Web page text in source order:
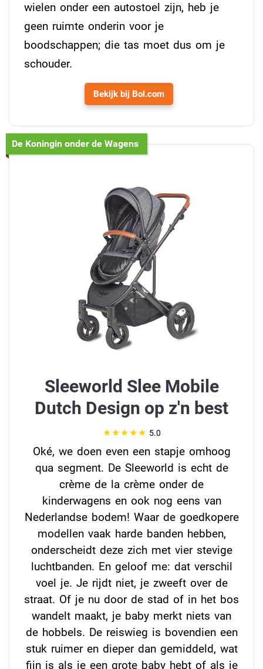
wielen onder een autostoel zijn, heb je
geen ruimte onderin voor je
boodschappen; die tas moet dus om je
schouder.
Bekijk bij Bol.com
De Koningin onder de Wagens
Sleeworld Slee Mobile
Dutch Design op z'n best
5.0
Oké, we doen even een stapje omhoog
qua segment. De Sleeworld is echt de
crème de la crème onder de
kinderwagens en ook nog eens van
Nederlandse bodem! Waar de goedkopere
modellen vaak harde banden hebben,
onderscheidt deze zich met vier stevige
luchtbanden. En geloof me: dat verschil
voel je. Je rijdt niet, je zweeft over de
straat. Of je nu door de stad of in het bos
wandelt maakt, je baby merkt niets van
de hobbels. De reiswieg is bovendien een
stuk ruimer en dieper dan gemiddeld, wat
fijn is als je een grote baby hebt of als je